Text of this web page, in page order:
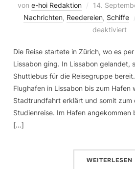
von e-hoi Redaktion 14.
Nachrichten, Reedereien, Schiffe
deaktiviert
Die Reise startete in Zürich, wo es
Lissabon ging. In Lissabon gelandet,
Shuttlebus für die Reisegruppe
Flughafen in Lissabon bis zum Hafen
Stadtrundfahrt erklärt und somit zum
Studienreise. Im Hafen angekommen
[…]
WEITERLESEN